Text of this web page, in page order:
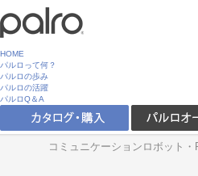
HOME
パルロって何？
パルロの歩み
パルロの活躍
パルロQ＆A
コミュニケーションロボット